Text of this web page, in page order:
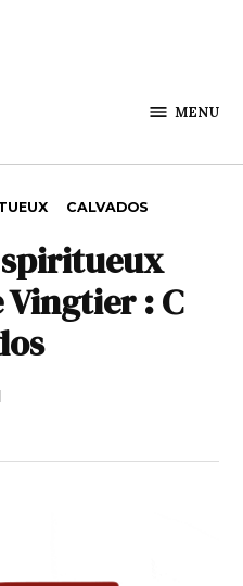
MENU
CALVADOS
spiritueux
: C